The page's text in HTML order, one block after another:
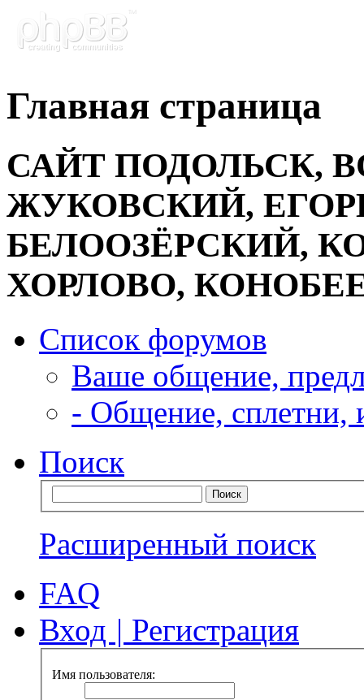
Главная страница
САЙТ ПОДОЛЬСК,
ЖУКОВСКИЙ,
БЕЛООЗЁРСКИЙ,
ХОРЛОВО,
Список форумов
Ваше общение,
- Общение, сплетни,
Поиск
Расширенный поиск
FAQ
Вход | Регистрация
Имя пользователя: